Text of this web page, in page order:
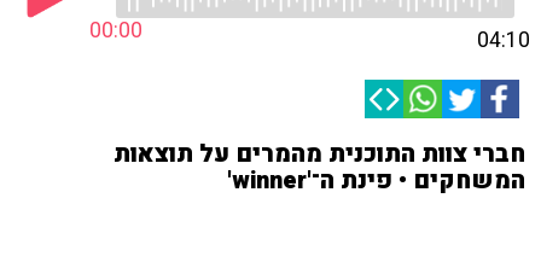
00:00 04:10
חברי צוות התוכנית מהמרים על תוצאות
המשחקים • פינת ה־'winner'